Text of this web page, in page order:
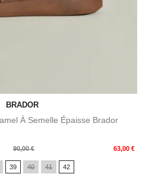
BRADOR
À Semelle Épaisse Brador
90,00 € 63,00 €
39 40 41 42